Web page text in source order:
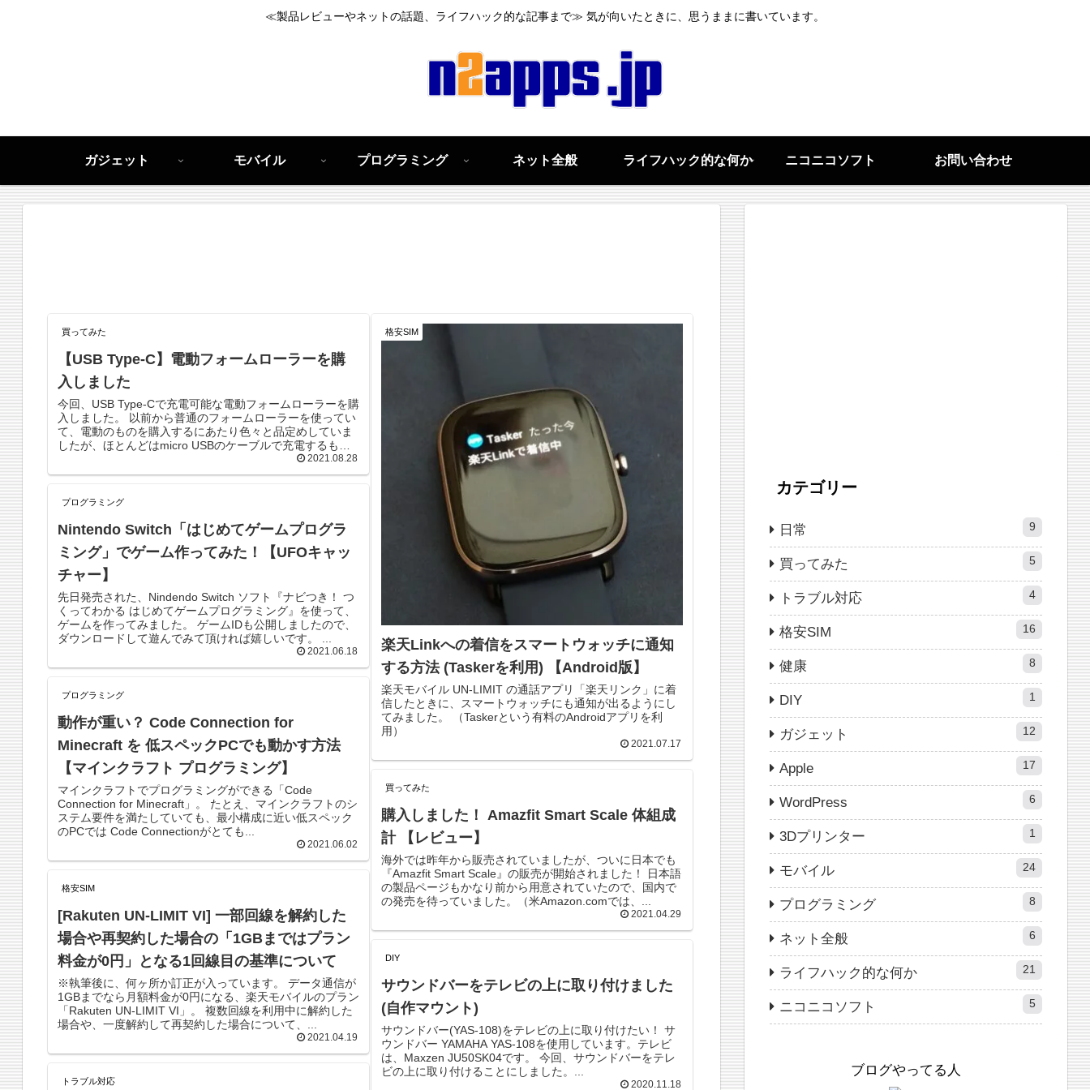
≪製品レビューやネットの話題、ライフハック的な記事まで≫ 気が向いたときに、思うままに書いています。
ガジェット モバイル プログラミング ネット全般 ライフハック的な何か ニコニコソフト お問い合わせ
買ってみた
【USB Type-C】電動フォームローラーを購
入しました
今回、USB Type-Cで充電可能な電動フォームローラーを購
入しました。 以前から普通のフォームローラーを使ってい
て、電動のものを購入するにあたり色々と品定めしていま
したが、ほとんどはmicro USBのケーブルで充電するもの
2021.08.28
格安SIM
楽天Linkへの着信をスマートウォッチに通知
する方法 (Taskerを利用) 【Android版】
楽天モバイル UN-LIMIT の通話アプリ「楽天リンク」に着
信したときに、スマートウォッチにも通知が出るようにし
てみました。 （Taskerという有料のAndroidアプリを利
用）
2021.07.17
プログラミング
Nintendo Switch「はじめてゲームプログラ
ミング」でゲーム作ってみた！【UFOキャッ
チャー】
先日発売された、Nindendo Switch ソフト『ナビつき！ つ
くってわかる はじめてゲームプログラミング​』を使って、
ゲームを作ってみました。 ゲームIDも公開しましたので、
2021.06.18
プログラミング
動作が重い？ Code Connection for
Minecraft を 低スペックPCでも動かす方法
【マインクラフト プログラミング】
マインクラフトでプログラミングができる「Code
Connection for Minecraft」。 たとえ、マインクラフトのシ
ステム要件を満たしていても、最小構成に近い低スペック
のPCでは Code Connectionがとても...
2021.06.02
買ってみた
購入しました！ Amazfit Smart Scale 体組成
計 【レビュー】
海外では昨年から販売されていましたが、ついに日本でも
『Amazfit Smart Scale』の販売が開始されました！ 日本語
の製品ページもかなり前から用意されていたので、国内で
の発売を待っていました。（米Amazon.comでは、...
2021.04.29
格安SIM
[Rakuten UN-LIMIT VI] 一部回線を解約した
場合や再契約した場合の「1GBまではプラン
料金が0円」となる1回線目の基準について
※執筆後に、何ヶ所か訂正が入っています。 データ通信が
1GBまでなら月額料金が0円になる、楽天モバイルのプラン
「Rakuten UN-LIMIT VI」。 複数回線を利用中に解約した
場合や、一度解約して再契約した場合について、...
2021.04.19
DIY
サウンドバーをテレビの上に取り付けました
(自作マウント)
サウンドバー(YAS-108)をテレビの上に取り付けたい！ サ
ウンドバー YAMAHA YAS-108を使用しています。テレビ
は、Maxzen JU50SK04です。 今回、サウンドバーをテレ
ビの上に取り付けることにしました。...
2020.11.18
トラブル対応
カテゴリー
日常 9
買ってみた 5
トラブル対応 4
格安SIM 16
健康 8
DIY 1
ガジェット 12
Apple 17
WordPress 6
3Dプリンター 1
モバイル 24
プログラミング 8
ネット全般 6
ライフハック的な何か 21
ニコニコソフト 5
ブログやってる人